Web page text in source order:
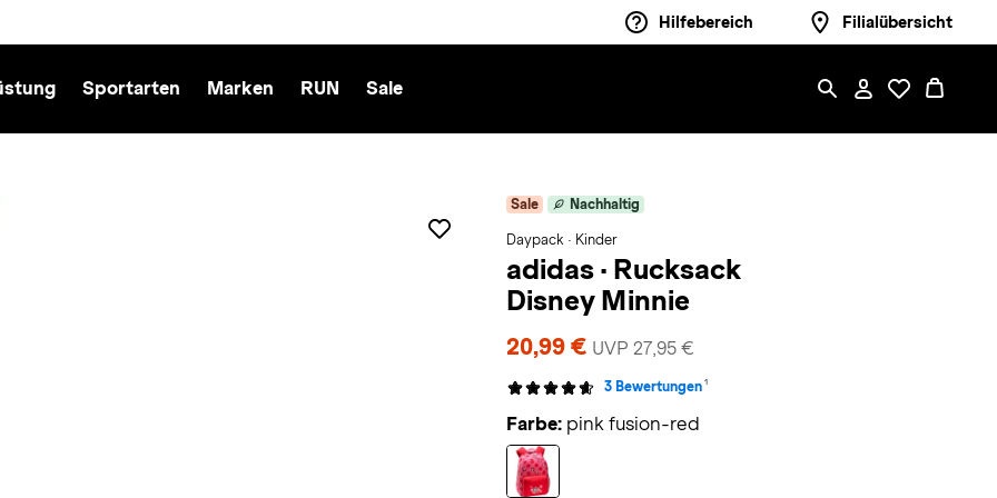
Hilfebereich Filialübersicht
Sportarten Marken RUN Sale
Sale Nachhaltig
Daypack · Kinder
adidas · Rucksack
Disney Minnie
20,99 € UVP 27,95 €
3 Bewertungen 1
Farbe: pink fusion-red